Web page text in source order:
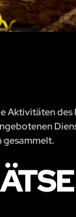
Aktivitäten
gesammelt.